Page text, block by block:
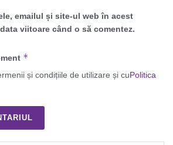
emailul și site-ul web în acest
viitoare când o să comentez.
*
și condițiile de utilizare și cuPolitica